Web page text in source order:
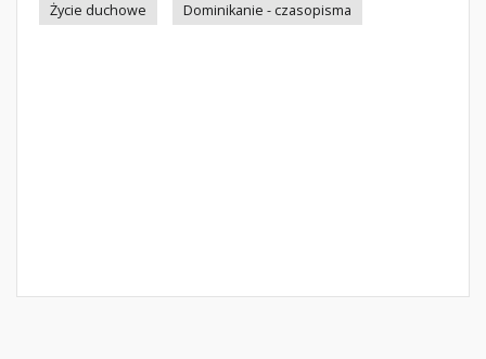
Życie duchowe
Dominikanie - czasopisma